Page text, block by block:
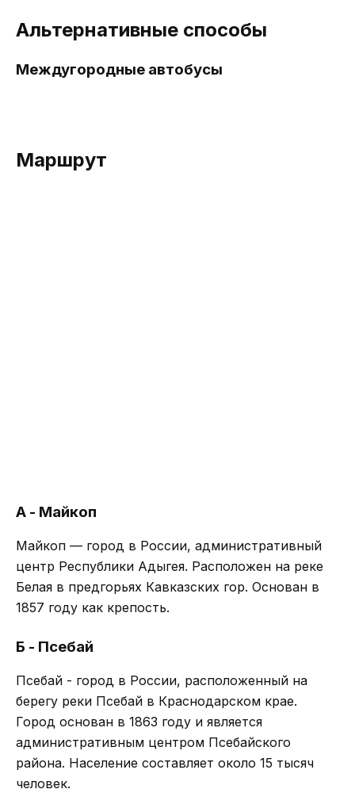
Альтернативные способы
Междугородные автобусы
Маршрут
А - Майкоп
Майкоп — город в России, административный
центр Республики Адыгея. Расположен на реке
Белая в предгорьях Кавказских гор. Основан в
1857 году как крепость.
Б - Псебай
Псебай - город в России, расположенный на
берегу реки Псебай в Краснодарском крае.
Город основан в 1863 году и является
административным центром Псебайского
района. Население составляет около 15 тысяч
человек.